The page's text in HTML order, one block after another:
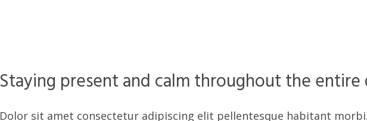
Staying present and calm throughout the entire
Dolor sit amet consectetur adipiscing elit pellentesque habitant